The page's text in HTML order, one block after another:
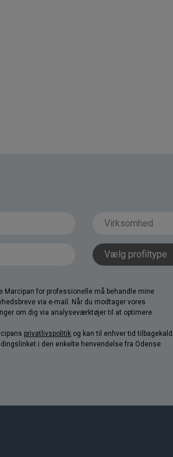
Marcipan for professionelle må behandle mine
via e-mail. Når du modtager vores
om dig via analyseværktøjer til at optimere
privatlivspolitik og kan til enhver tid
i den enkelte henvendelse fra Odense